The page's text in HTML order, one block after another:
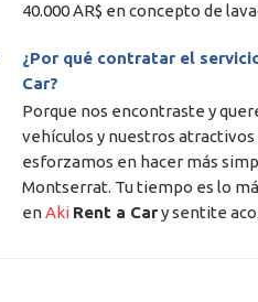
40.000 AR$ en concepto de
¿Por qué contratar el
Car?
Porque nos encontraste y
vehículos y nuestros atractivos
esforzamos en hacer más
Montserrat. Tu tiempo es lo
enAki Rent a Cary sentite